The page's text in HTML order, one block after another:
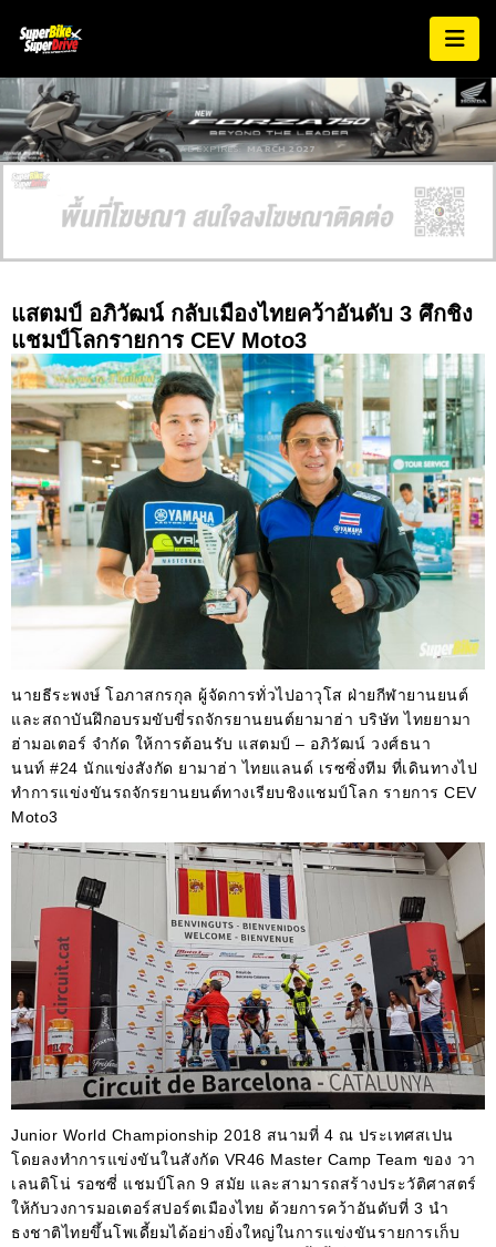
AD EXPIRES: MARCH 2027
แสตมป์ อภิวัฒน์ กลับเมืองไทยคว้าอันดับ 3 ศึกชิง
แชมป์โลกรายการ CEV Moto3
นายธีระพงษ์ โอภาสกรกุล ผู้จัดการทั่วไปอาวุโส ฝ่ายกีฬายานยนต์
และสถาบันฝึกอบรมขับขี่รถจักรยานยนต์ยามาฮ่า บริษัท ไทยยามา
ฮ่ามอเตอร์ จำกัด ให้การต้อนรับ แสตมป์ – อภิวัฒน์ วงศ์ธนา
นนท์ #24 นักแข่งสังกัด ยามาฮ่า ไทยแลนด์ เรซซิ่งทีม ที่เดินทางไป
ทำการแข่งขันรถจักรยานยนต์ทางเรียบชิงแชมป์โลก รายการ CEV
Moto3
Junior World Championship 2018 สนามที่ 4 ณ ประเทศสเปน
โดยลงทำการแข่งขันในสังกัด VR46 Master Camp Team ของ วา
เลนติโน่ รอซซี่ แชมป์โลก 9 สมัย และสามารถสร้างประวัติศาสตร์
ให้กับวงการมอเตอร์สปอร์ตเมืองไทย ด้วยการคว้าอันดับที่ 3 นำ
ธงชาติไทยขึ้นโพเดี้ยมได้อย่างยิ่งใหญ่ในการแข่งขันรายการเก็บ